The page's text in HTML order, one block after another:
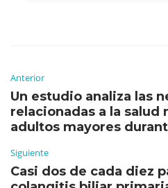
Anterior
Un estudio analiza las
relacionadas a la salud
adultos mayores
Siguiente
Casi dos de cada diez